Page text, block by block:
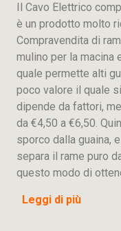
Il Cavo Elettrico
è un prodotto molto
Compravendita di
mulino per la macina
quale permette alti
poco valore il quale
dipende da fattori,
da €4,50 a €6,50.
sporco dalla guaina,
separa il rame puro
questo modo di
Leggi di più